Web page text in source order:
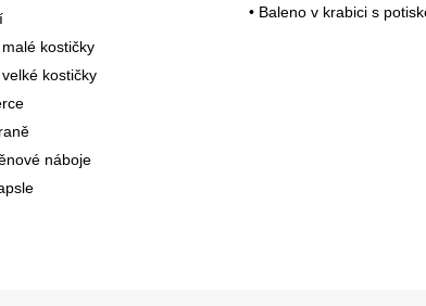
kostičky
kostičky
náboje
• Baleno v krabici s